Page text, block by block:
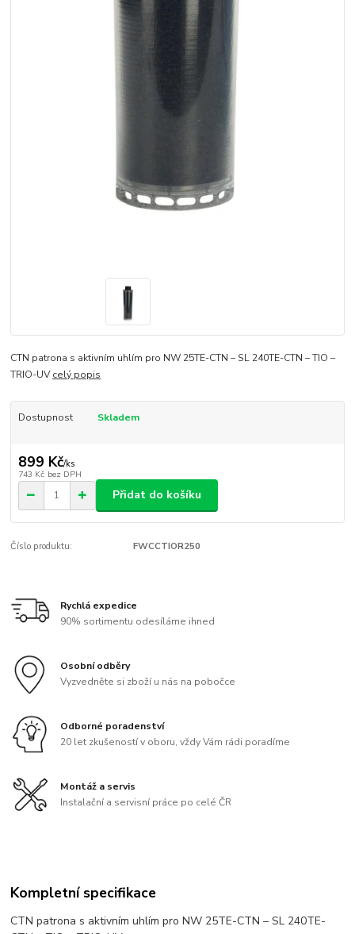
CTN patrona s aktivním uhlím pro NW 25TE-CTN – SL 240TE-CTN – TIO –
TRIO-UVcelý popis
Dostupnost Skladem
899 Kč/ks
743 Kč bez DPH
Přidat do košíku
Číslo produktu: FWCCTIOR250
Rychlá expedice
90% sortimentu odesíláme ihned
Osobní odběry
Vyzvedněte si zboží u nás na pobočce
Odborné poradenství
20 let zkušeností v oboru, vždy Vám rádi poradíme
Montáž a servis
Instalační a servisní práce po celé ČR
Kompletní specifikace
CTN patrona s aktivním uhlím pro NW 25TE-CTN – SL 240TE-